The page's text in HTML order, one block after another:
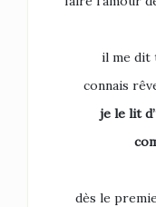
il me dit
connais
je le lit
dès le